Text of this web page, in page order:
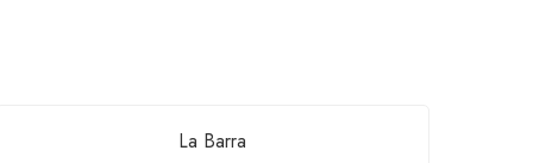
La Barra